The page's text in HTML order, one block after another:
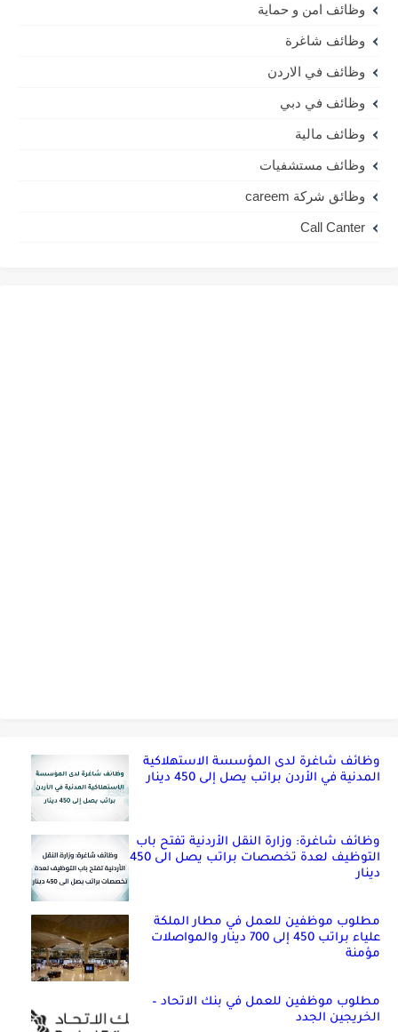
وظائف امن و حماية
وظائف شاغرة
وظائف في الاردن
وظائف في دبي
وظائف مالية
وظائف مستشفيات
وظائق شركة careem
Call Canter
وظائف شاغرة لدى المؤسسة الاستهلاكية
المدنية في الأردن براتب يصل إلى 450 دينار
وظائف شاغرة: وزارة النقل الأردنية تفتح باب
التوظيف لعدة تخصصات براتب يصل الى 450
دينار
مطلوب موظفين للعمل في مطار الملكة
علياء براتب 450 إلى 700 دينار والمواصلات
مؤمنة
مطلوب موظفين للعمل في بنك الاتحاد –
الخريجين الجدد